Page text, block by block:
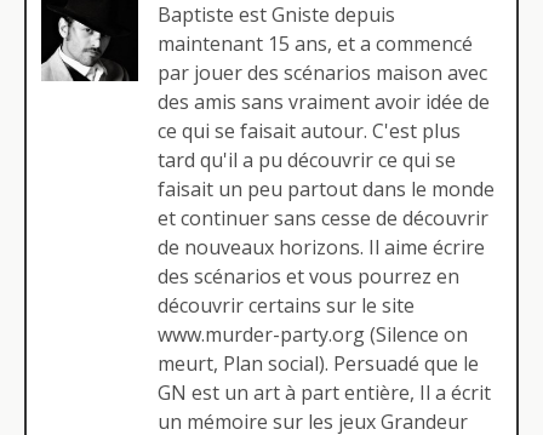
Baptiste est Gniste depuis
maintenant 15 ans, et a commencé
par jouer des scénarios maison avec
des amis sans vraiment avoir idée de
ce qui se faisait autour. C'est plus
tard qu'il a pu découvrir ce qui se
faisait un peu partout dans le monde
et continuer sans cesse de découvrir
de nouveaux horizons. Il aime écrire
des scénarios et vous pourrez en
découvrir certains sur le site
www.murder-party.org (Silence on
meurt, Plan social). Persuadé que le
GN est un art à part entière, Il a écrit
un mémoire sur les jeux Grandeur